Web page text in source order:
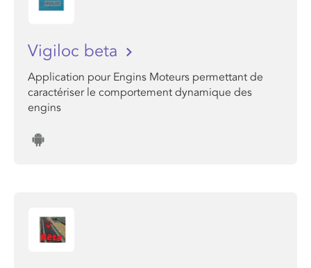
Vigiloc beta
Application pour Engins Moteurs permettant de
caractériser le comportement dynamique des
engins